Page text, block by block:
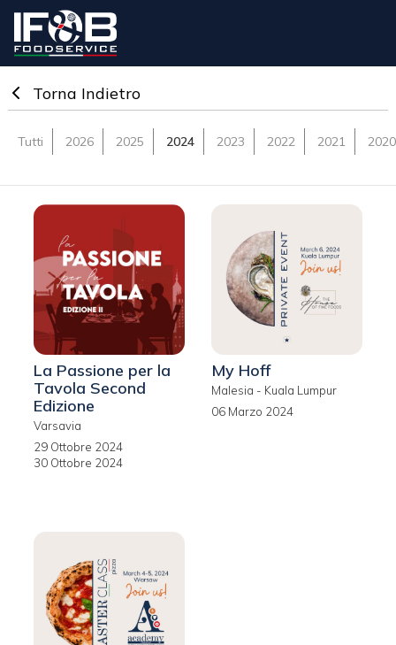
Torna Indietro
Tutti 2026 2025 2024 2023 2022 2021 2020
La Passione per la
Tavola Second
Edizione
Varsavia
29 Ottobre 2024
30 Ottobre 2024
My Hoff
Malesia - Kuala Lumpur
06 Marzo 2024